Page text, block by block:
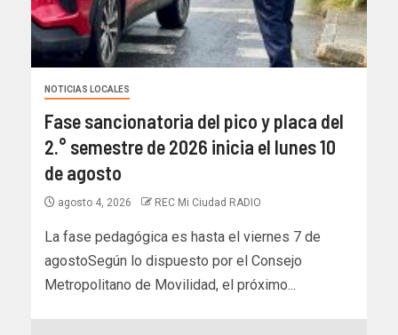
NOTICIAS LOCALES
Fase sancionatoria del pico y placa del
2.° semestre de 2026 inicia el lunes 10
de agosto
agosto 4, 2026 REC Mi Ciudad RADIO
La fase pedagógica es hasta el viernes 7 de
agostoSegún lo dispuesto por el Consejo
Metropolitano de Movilidad, el próximo...